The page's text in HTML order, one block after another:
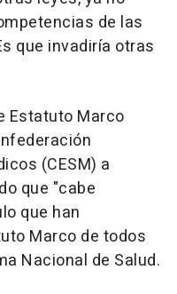
de las
que invadiría otras
Estatuto Marco
(CESM) a
que "cabe
que han
Marco de todos
Nacional de Salud.